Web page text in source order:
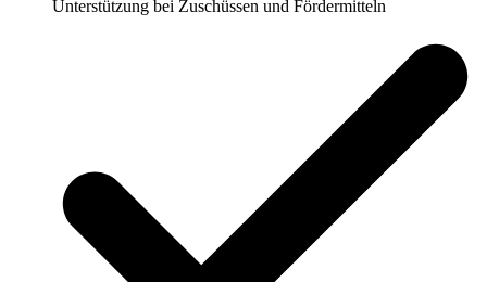
Unterstützung bei Zuschüssen und Fördermitteln